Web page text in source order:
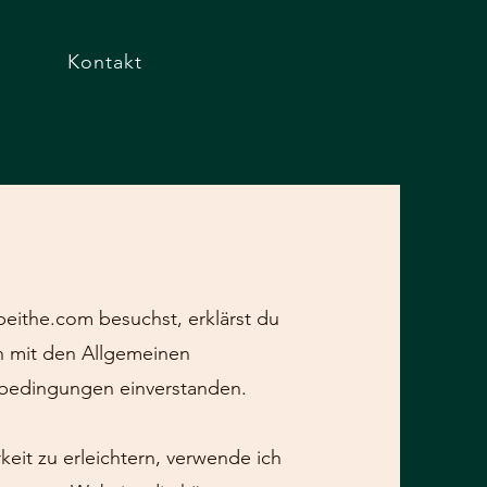
Kontakt
besuchst, erklärst du
mit den Allgemeinen
einverstanden.
zu erleichtern, verwende ich